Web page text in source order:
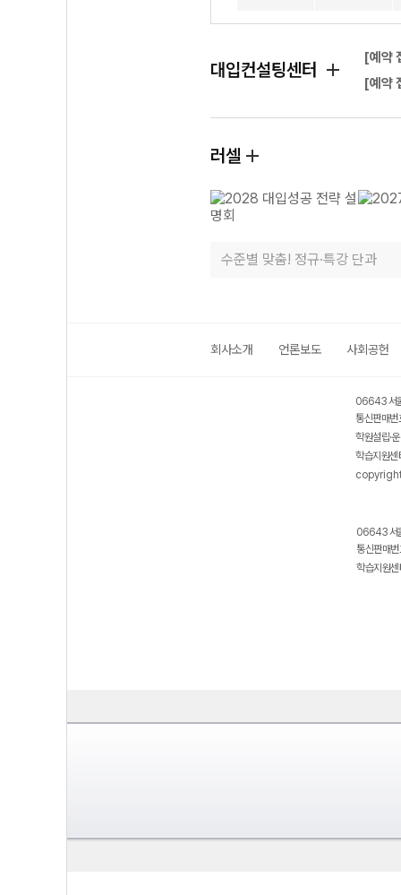
대입컨설팅센터
[예약
[예약
러셀
수준별 맞춤! 정규·특강 단과
회사소개 언론보도 사회공헌
06643 서
통신판매
학원설립·
학습지원
06643 서
통신판매
학습지원